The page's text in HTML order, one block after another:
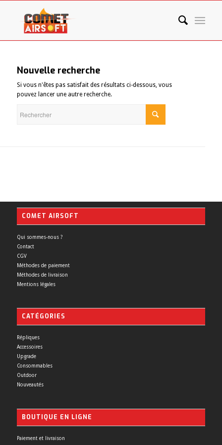
Nouvelle recherche
Si vous n'êtes pas satisfait des résultats ci-dessous, vous
pouvez lancer une autre recherche.
COMET AIRSOFT
Qui sommes-nous ?
Contact
CGV
Méthodes de paiement
Méthodes de livraison
Mentions légales
CATÉGORIES
Répliques
Accessoires
Upgrade
Consommables
Outdoor
Nouveautés
BOUTIQUE EN LIGNE
Paiement et livraison